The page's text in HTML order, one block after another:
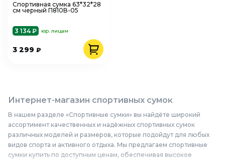
Спортивная сумка 63*32*28
см черный П810В-05
3 134 ₽ юр. лицам
3 299 ₽
Интернет-магазин спортивных сумок
В нашем разделе «Спортивные сумки» вы найдёте широкий
ассортимент качественных и надёжных спортивных сумок
различных моделей и размеров, которые подойдут для любых
видов спорта и активного отдыха. Мы предлагаем спортивные
сумки купить по доступным ценам, обеспечивая высокое